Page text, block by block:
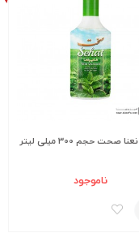
صحت حجم 300 میلی لیتر
ناموجود